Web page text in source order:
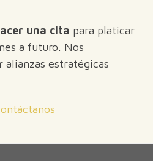
una cita para platicar
a futuro. Nos
alianzas estratégicas